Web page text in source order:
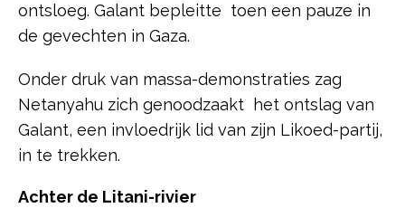
ontsloeg. Galant bepleitte toen een pauze in
de gevechten in Gaza.
Onder druk van massa-demonstraties zag
Netanyahu zich genoodzaakt het ontslag van
Galant, een invloedrijk lid van zijn Likoed-partij,
in te trekken.
Achter de Litani-rivier